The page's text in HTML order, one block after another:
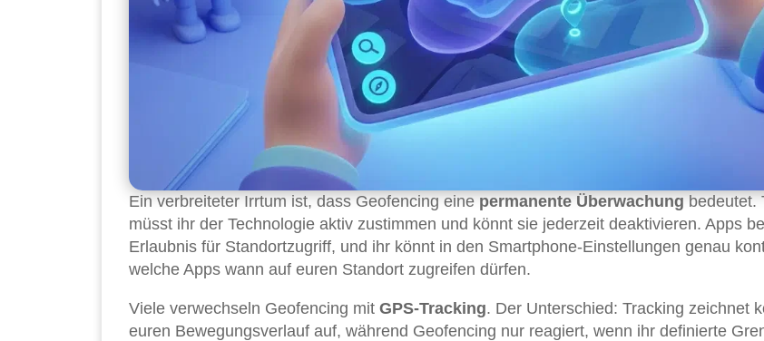
Ein verbreiteter Irrtum ist, dass Geofencing einepermanente Überwachungbedeutet.
müsst ihr der Technologie aktiv zustimmen und könnt sie jederzeit deaktivieren. Apps
Erlaubnis für Standortzugriff, und ihr könnt in den Smartphone-Einstellungen genau
welche Apps wann auf euren Standort zugreifen dürfen.
Viele verwechseln Geofencing mit GPS-Tracking. Der Unterschied: Tracking zeichnet
euren Bewegungsverlauf auf, während Geofencing nur reagiert, wenn ihr definierte